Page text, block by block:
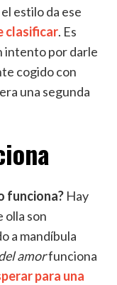
estilo da ese
clasificar. Es
intento por darle
cogido con
una segunda
funciona? Hay
olla son
a mandíbula
amorfunciona
para una